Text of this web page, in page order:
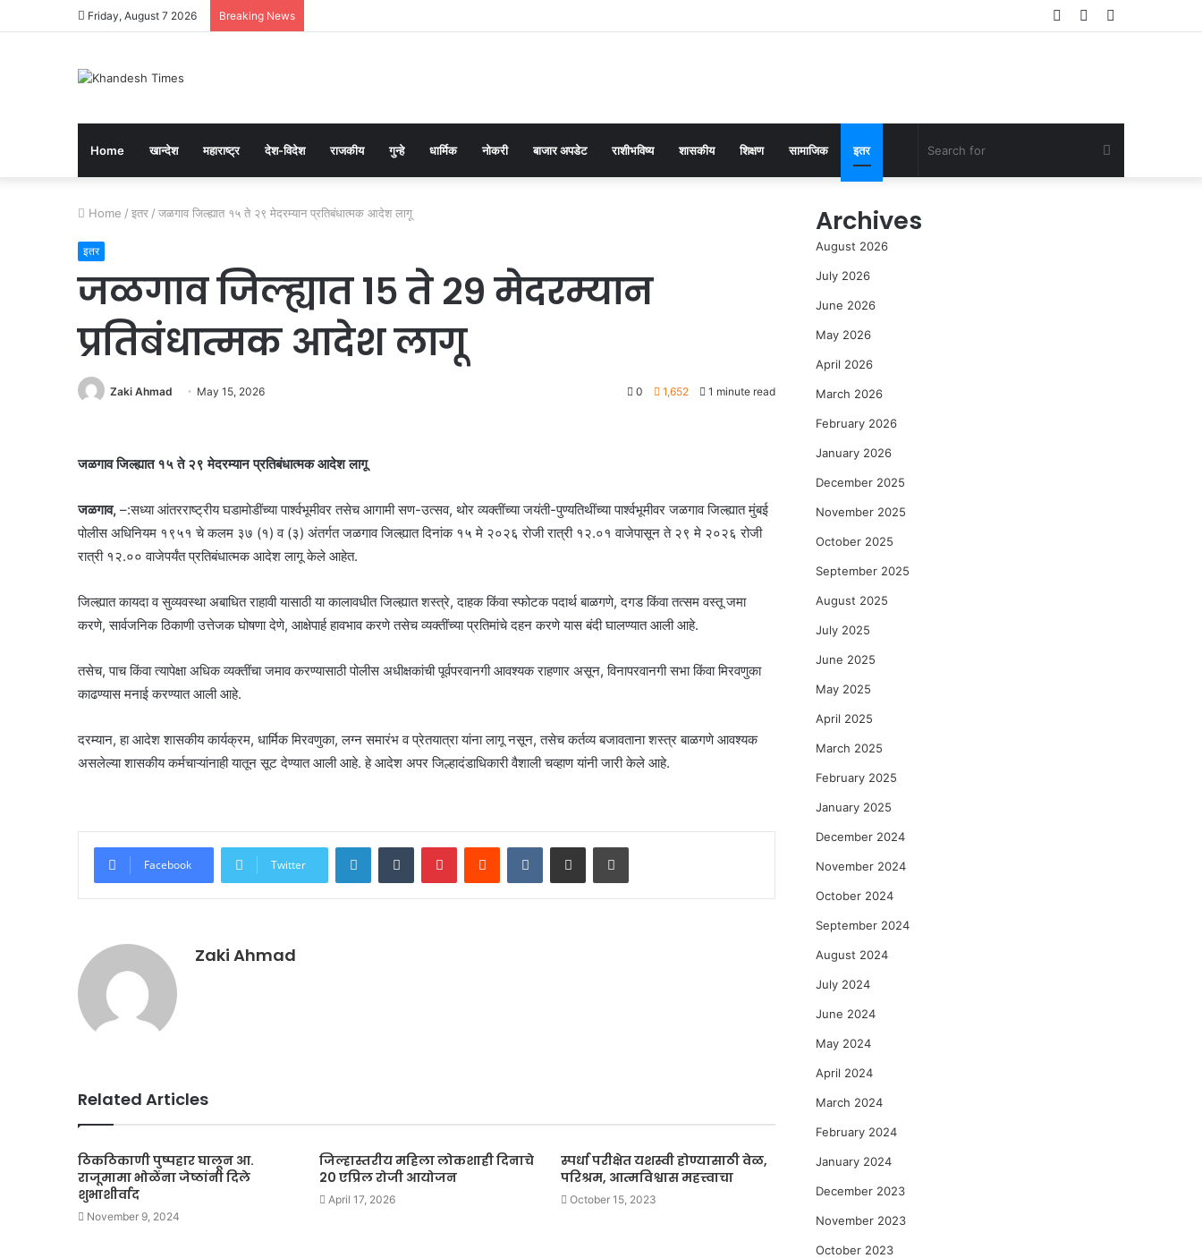
Friday, August 7 2026 Breaking News
Random
Log
Home खान्देश महाराष्ट्र देश-विदेश राजकीय गुन्हे धार्मिक नोकरी बाजार अपडेट राशीभविष्य शासकीय शिक्षण सामाजिक इतर Search
Home / इतर / जळगाव जिल्ह्यात १५ ते २९ मेदरम्यान प्रतिबंधात्मक आदेश लागू
इतर
जळगाव जिल्ह्यात १५ ते २९ मेदरम्यान
प्रतिबंधात्मक आदेश लागू
Zaki Ahmad May 15, 2026 0 1,652 1 minute read
जळगाव जिल्ह्यात १५ ते २९ मेदरम्यान प्रतिबंधात्मक आदेश लागू
जळगाव, –:सध्या आंतरराष्ट्रीय घडामोडींच्या पार्श्वभूमीवर तसेच आगामी सण-उत्सव, थोर व्यक्तींच्या जयंती-पुण्यतिथींच्या पार्श्वभूमीवर जळगाव जिल्ह्यात मुंबई
पोलीस अधिनियम १९५१ चे कलम ३७ (१) व (३) अंतर्गत जळगाव जिल्ह्यात दिनांक १५ मे २०२६ रोजी रात्री १२.०१ वाजेपासून ते २९ मे २०२६ रोजी
रात्री १२.०० वाजेपर्यंत प्रतिबंधात्मक आदेश लागू केले आहेत.
जिल्ह्यात कायदा व सुव्यवस्था अबाधित राहावी यासाठी या कालावधीत जिल्ह्यात शस्त्रे, दाहक किंवा स्फोटक पदार्थ बाळगणे, दगड किंवा तत्सम वस्तू जमा
करणे, सार्वजनिक ठिकाणी उत्तेजक घोषणा देणे, आक्षेपार्ह हावभाव करणे तसेच व्यक्तींच्या प्रतिमांचे दहन करणे यास बंदी घालण्यात आली आहे.
तसेच, पाच किंवा त्यापेक्षा अधिक व्यक्तींचा जमाव करण्यासाठी पोलीस अधीक्षकांची पूर्वपरवानगी आवश्यक राहणार असून, विनापरवानगी सभा किंवा मिरवणुका
काढण्यास मनाई करण्यात आली आहे.
दरम्यान, हा आदेश शासकीय कार्यक्रम, धार्मिक मिरवणुका, लग्न समारंभ व प्रेतयात्रा यांना लागू नसून, तसेच कर्तव्य बजावताना शस्त्र बाळगणे आवश्यक
असलेल्या शासकीय कर्मचाऱ्यांनाही यातून सूट देण्यात आली आहे. हे आदेश अपर जिल्हादंडाधिकारी वैशाली चव्हाण यांनी जारी केले आहे.
Facebook Twitter
LinkedInTumblr PinterestReddit VKontakteShare via Email Print
Zaki Ahmad
Related Articles
ठिकठिकाणी पुष्पहार घालून आ.
राजूमामा भोळेंना जेष्ठांनी दिले
शुभाशीर्वाद
November 9, 2024
जिल्हास्तरीय महिला लोकशाही दिनाचे
20 एप्रिल रोजी आयोजन
April 17, 2026
स्पर्धा परीक्षेत यशस्वी होण्यासाठी वेळ,
परिश्रम, आत्मविश्वास महत्त्वाचा
October 15, 2023
Archives
August 2026
July 2026
June 2026
May 2026
April 2026
March 2026
February 2026
January 2026
December 2025
November 2025
October 2025
September 2025
August 2025
July 2025
June 2025
May 2025
April 2025
March 2025
February 2025
January 2025
December 2024
November 2024
October 2024
September 2024
August 2024
July 2024
June 2024
May 2024
April 2024
March 2024
February 2024
January 2024
December 2023
November 2023
October 2023